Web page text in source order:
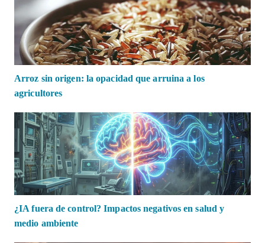
Arroz sin origen: la opacidad que arruina a los
agricultores
¿IA fuera de control? Impactos negativos en salud y
medio ambiente